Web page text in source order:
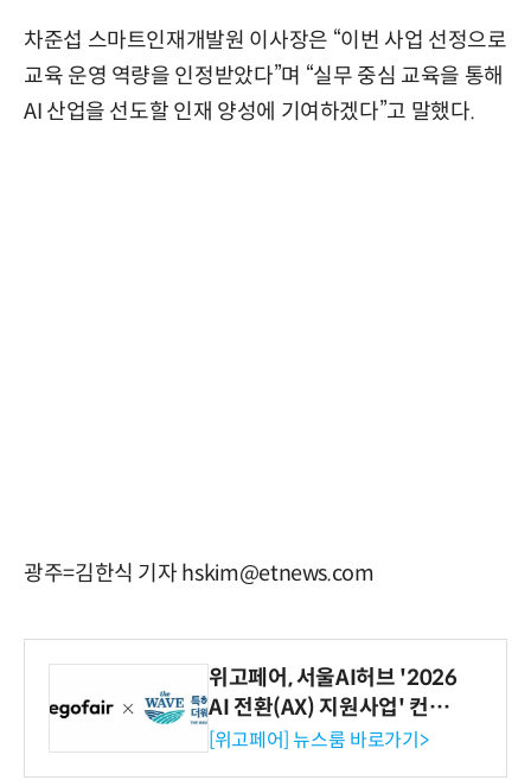
차준섭 스마트인재개발원 이사장은 “이번 사업 선정으로
교육 운영 역량을 인정받았다”며 “실무 중심 교육을 통해
AI 산업을 선도할 인재 양성에 기여하겠다”고 말했다.
광주=김한식 기자 hskim@etnews.com
위고페어, 서울AI허브 '2026
AI 전환(AX) 지원사업' 컨소
시엄 선정
[위고페어] 뉴스룸 바로가기>